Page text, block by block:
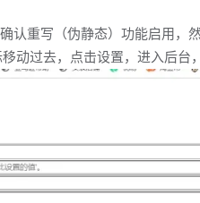
认重写（伪静态）功能启用，
动过去，点击设置，进入后台